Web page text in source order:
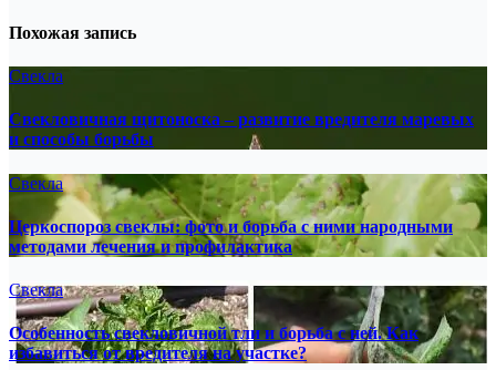
Похожая запись
Свекла
Свекловичная щитоноска – развитие вредителя маревых
и способы борьбы
Свекла
Церкоспороз свеклы: фото и борьба с ними народными
методами лечения и профилактика
Свекла
Особенность свекловичной тли и борьба с ней. Как
избавиться от вредителя на участке?